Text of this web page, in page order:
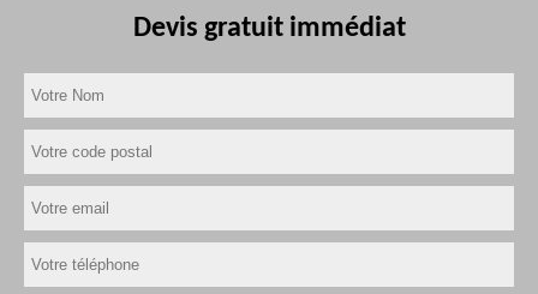
Devis gratuit immédiat